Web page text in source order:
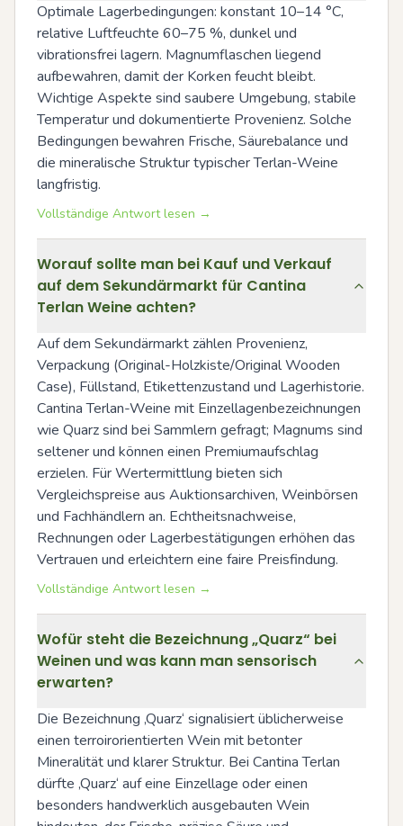
Optimale Lagerbedingungen: konstant 10–14 °C,
relative Luftfeuchte 60–75 %, dunkel und
vibrationsfrei lagern. Magnumflaschen liegend
aufbewahren, damit der Korken feucht bleibt.
Wichtige Aspekte sind saubere Umgebung, stabile
Temperatur und dokumentierte Provenienz. Solche
Bedingungen bewahren Frische, Säurebalance und
die mineralische Struktur typischer Terlan-Weine
langfristig.
Vollständige Antwort lesen →
Worauf sollte man bei Kauf und Verkauf
auf dem Sekundärmarkt für Cantina
Terlan Weine achten?
Auf dem Sekundärmarkt zählen Provenienz,
Verpackung (Original-Holzkiste/Original Wooden
Case), Füllstand, Etikettenzustand und Lagerhistorie.
Cantina Terlan-Weine mit Einzellagenbezeichnungen
wie Quarz sind bei Sammlern gefragt; Magnums sind
seltener und können einen Premiumaufschlag
erzielen. Für Wertermittlung bieten sich
Vergleichspreise aus Auktionsarchiven, Weinbörsen
und Fachhändlern an. Echtheitsnachweise,
Rechnungen oder Lagerbestätigungen erhöhen das
Vertrauen und erleichtern eine faire Preisfindung.
Vollständige Antwort lesen →
Wofür steht die Bezeichnung „Quarz“ bei
Weinen und was kann man sensorisch
erwarten?
Die Bezeichnung ‚Quarz‘ signalisiert üblicherweise
einen terroirorientierten Wein mit betonter
Mineralität und klarer Struktur. Bei Cantina Terlan
dürfte ‚Quarz‘ auf eine Einzellage oder einen
besonders handwerklich ausgebauten Wein